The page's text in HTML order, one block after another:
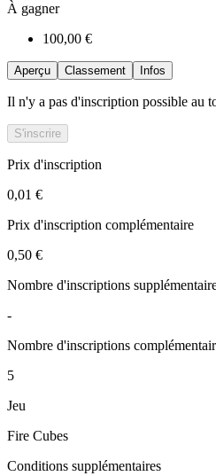
À gagner
100,00 €
Aperçu Classement Infos
Il n'y a pas d'inscription possible au
S'inscrire
Prix d'inscription
0,01 €
Prix d'inscription complémentaire
0,50 €
Nombre d'inscriptions
-
Nombre d'inscriptions
5
Jeu
Fire Cubes
Conditions supplémentaires